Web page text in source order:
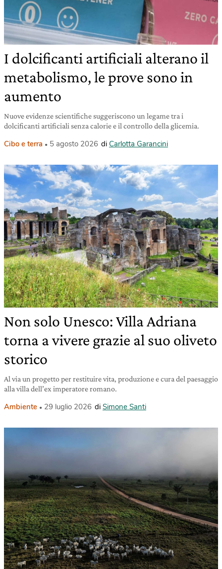
I dolcificanti artificiali alterano il
metabolismo, le prove sono in
aumento
Nuove evidenze scientifiche suggeriscono un legame tra i
dolcificanti artificiali senza calorie e il controllo della glicemia.
Cibo e terra 5 agosto 2026 di Carlotta Garancini
Non solo Unesco: Villa Adriana
torna a vivere grazie al suo oliveto
storico
Al via un progetto per restituire vita, produzione e cura del paesaggio
alla villa dell’ex imperatore romano.
Ambiente 29 luglio 2026 di Simone Santi